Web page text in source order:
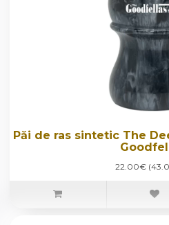
Păi de ras sintetic The
22.00€